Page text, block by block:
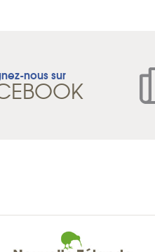
nous sur